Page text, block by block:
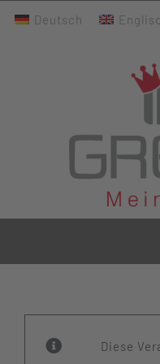
Deutsch
Aktuelles
Diese